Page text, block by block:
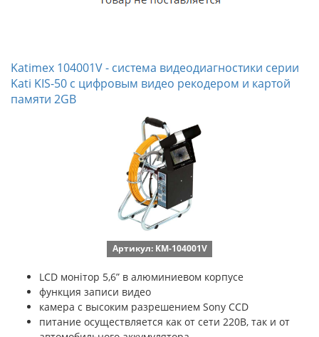
Katimex 104001V - система видеодиагностики серии
Kati KIS-50 с цифровым видео рекодером и картой
памяти 2GB
Артикул: KM-104001V
LCD монітор 5,6” в алюминиевом корпусе
функция записи видео
камера с высоким разрешением Sony CCD
питание осуществляется как от сети 220В, так и от